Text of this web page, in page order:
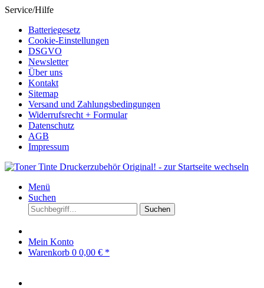
Service/Hilfe
Batteriegesetz
Cookie-Einstellungen
DSGVO
Newsletter
Über uns
Kontakt
Sitemap
Versand und Zahlungsbedingungen
Widerrufsrecht + Formular
Datenschutz
AGB
Impressum
Menü
Suchen
Suchen
Mein Konto
Warenkorb 0 0,00 € *